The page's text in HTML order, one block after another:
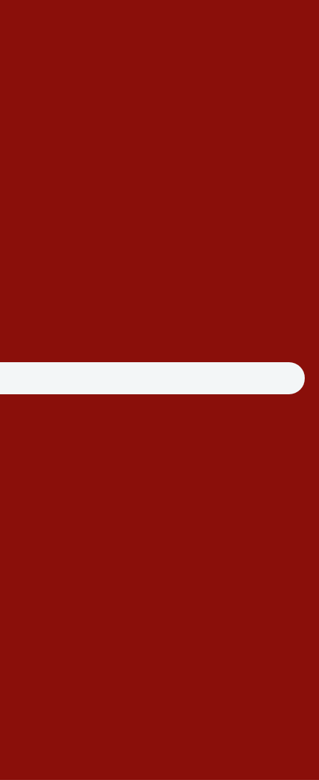
La combinaison unique de divers
monde. Des réglementations strictes en matière
due à un caprice de la nature.
de la Champagne, définie par la législation, s'étend sur